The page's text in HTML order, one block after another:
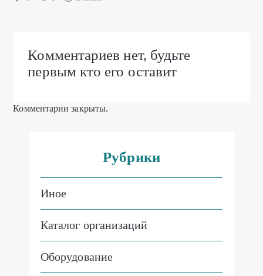
Комментариев нет, будьте
первым кто его оставит
Комментарии закрыты.
Рубрики
Иное
Каталог организаций
Оборудование